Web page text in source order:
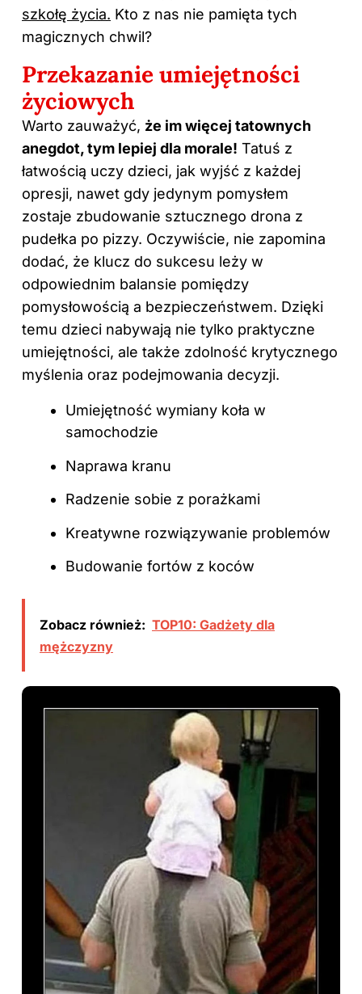
szkołę życia. Kto z nas nie pamięta tych
magicznych chwil?
Przekazanie umiejętności
życiowych
Warto zauważyć, że im więcej tatownych
anegdot, tym lepiej dla morale! Tatuś z
łatwością uczy dzieci, jak wyjść z każdej
opresji, nawet gdy jedynym pomysłem
zostaje zbudowanie sztucznego drona z
pudełka po pizzy. Oczywiście, nie zapomina
dodać, że klucz do sukcesu leży w
odpowiednim balansie pomiędzy
pomysłowością a bezpieczeństwem. Dzięki
temu dzieci nabywają nie tylko praktyczne
umiejętności, ale także zdolność krytycznego
myślenia oraz podejmowania decyzji.
Umiejętność wymiany koła w
samochodzie
Naprawa kranu
Radzenie sobie z porażkami
Kreatywne rozwiązywanie problemów
Budowanie fortów z koców
Zobacz również: TOP10: Gadżety dla
mężczyzny